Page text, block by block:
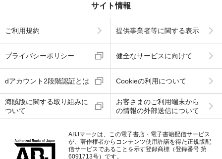
サイト情報
ご利用規約 提供事業者等に関する表示
プライバシーポリシー 健全なサービスに向けて
dアカウント2段階認証とは Cookieの利用について
海賊版に関する取り組みに
ついて
お客さまのご利用端末から
の情報の外部送信について
ABJマークは、この電子書店・電子書籍配信サービス
が、著作権者からコンテンツ使用許諾を得た正規版配
信サービスであることを示す登録商標（登録番号 第
6091713号）です。